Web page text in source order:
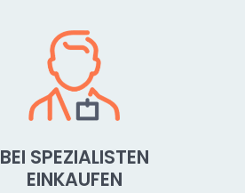
BEI SPEZIALISTEN
EINKAUFEN